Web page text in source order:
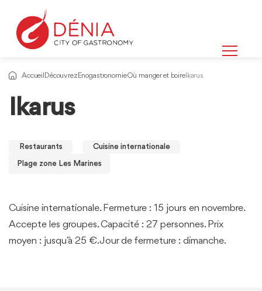
Accueil Découvrez EnogastronomieOù manger et boireIkarus
Ikarus
Restaurants Cuisine internationale
Plage zone Les Marines
Cuisine internationale. Fermeture : 15 jours en novembre.
Accepte les groupes. Capacité : 27 personnes. Prix
moyen : jusqu’à 25 €. Jour de fermeture : dimanche.